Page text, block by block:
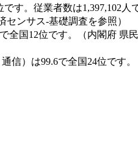
す。従業者数は1,397,102
ンサス‐基礎調査を参照）
全国12位です。（内閣府 県
信）は99.6で全国24位です